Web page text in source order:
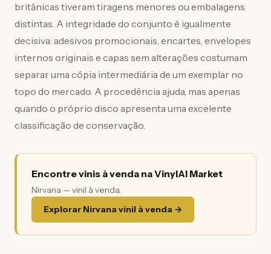
britânicas tiveram tiragens menores ou embalagens
distintas. A integridade do conjunto é igualmente
decisiva: adesivos promocionais, encartes, envelopes
internos originais e capas sem alterações costumam
separar uma cópia intermediária de um exemplar no
topo do mercado. A procedência ajuda, mas apenas
quando o próprio disco apresenta uma excelente
classificação de conservação.
Encontre vinis à venda na VinylAI Market
Nirvana — vinil à venda.
Explorar Nirvana vinil à venda →